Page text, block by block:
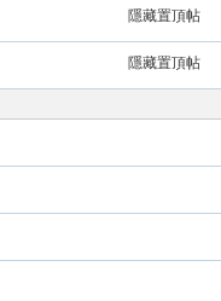
隱藏置頂帖
隱藏置頂帖